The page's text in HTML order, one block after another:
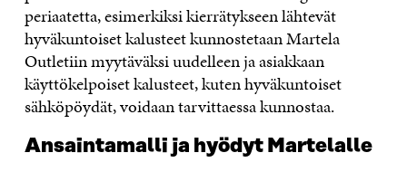
periaatetta, esimerkiksi kierrätykseen lähtevät
hyväkuntoiset kalusteet kunnostetaan Martela
Outletiin myytäväksi uudelleen ja asiakkaan
käyttökelpoiset kalusteet, kuten hyväkuntoiset
sähköpöydät, voidaan tarvittaessa kunnostaa.
Ansaintamalli ja hyödyt Martelalle